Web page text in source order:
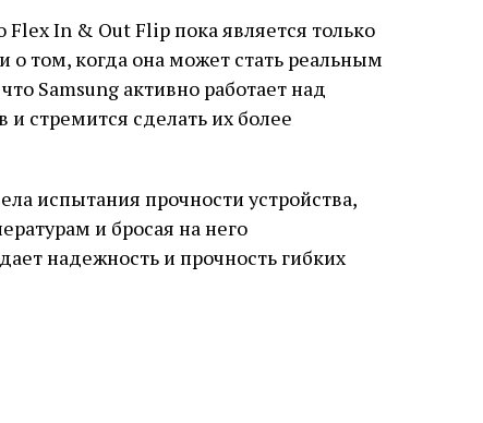
In & Out Flip пока является только
том, когда она может стать реальным
Samsung активно работает над
стремится сделать их более
испытания прочности устройства,
и бросая на него
надежность и прочность гибких